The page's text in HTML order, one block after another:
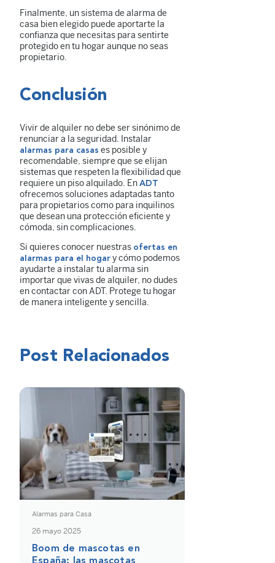
Finalmente, un sistema de alarma de
casa bien elegido puede aportarte la
confianza que necesitas para sentirte
protegido en tu hogar aunque no seas
propietario.
Conclusión
Vivir de alquiler no debe ser sinónimo de
renunciar a la seguridad. Instalar
alarmas para casas es posible y
recomendable, siempre que se elijan
sistemas que respeten la flexibilidad que
requiere un piso alquilado. En ADT
ofrecemos soluciones adaptadas tanto
para propietarios como para inquilinos
que desean una protección eficiente y
cómoda, sin complicaciones.
Si quieres conocer nuestras ofertas en
alarmas para el hogar y cómo podemos
ayudarte a instalar tu alarma sin
importar que vivas de alquiler, no dudes
en contactar con ADT. Protege tu hogar
de manera inteligente y sencilla.
Post Relacionados
Alarmas para Casa
26 mayo 2025
Boom de mascotas en